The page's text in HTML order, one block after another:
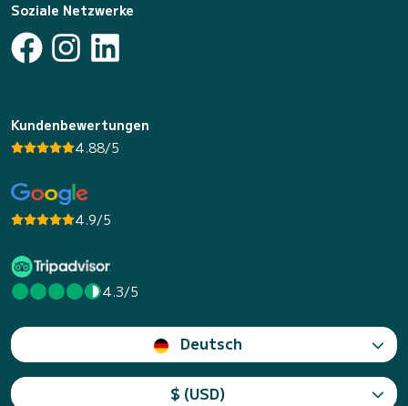
Soziale Netzwerke
Kundenbewertungen
4.88/5
4.9/5
4.3/5
Deutsch
$ (USD)